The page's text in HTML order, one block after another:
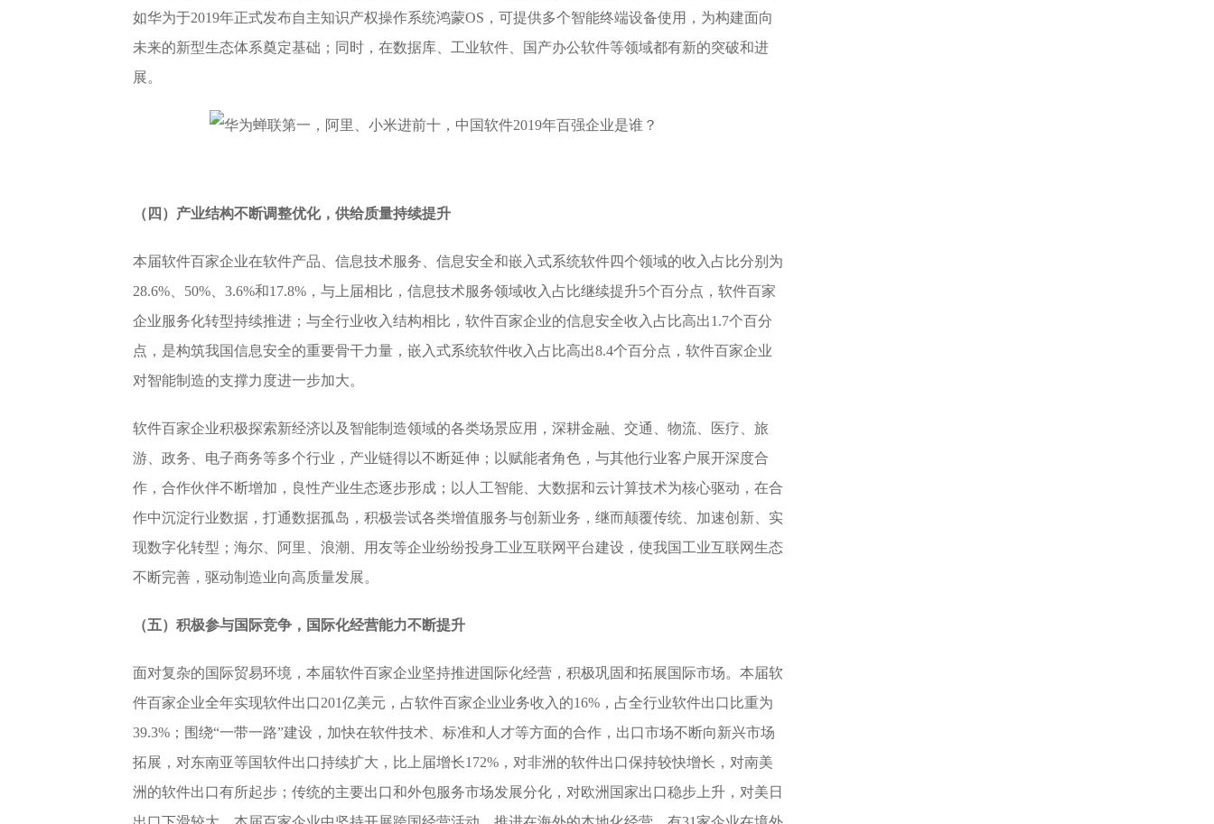
如华为于2019年正式发布自主知识产权操作系统鸿蒙OS，可提供多个智能终端设备使用，为构建面向
未来的新型生态体系奠定基础；同时，在数据库、工业软件、国产办公软件等领域都有新的突破和进
展。
（四）产业结构不断调整优化，供给质量持续提升
本届软件百家企业在软件产品、信息技术服务、信息安全和嵌入式系统软件四个领域的收入占比分别为
28.6%、50%、3.6%和17.8%，与上届相比，信息技术服务领域收入占比继续提升5个百分点，软件百家
企业服务化转型持续推进；与全行业收入结构相比，软件百家企业的信息安全收入占比高出1.7个百分
点，是构筑我国信息安全的重要骨干力量，嵌入式系统软件收入占比高出8.4个百分点，软件百家企业
对智能制造的支撑力度进一步加大。
软件百家企业积极探索新经济以及智能制造领域的各类场景应用，深耕金融、交通、物流、医疗、旅
游、政务、电子商务等多个行业，产业链得以不断延伸；以赋能者角色，与其他行业客户展开深度合
作，合作伙伴不断增加，良性产业生态逐步形成；以人工智能、大数据和云计算技术为核心驱动，在合
作中沉淀行业数据，打通数据孤岛，积极尝试各类增值服务与创新业务，继而颠覆传统、加速创新、实
现数字化转型；海尔、阿里、浪潮、用友等企业纷纷投身工业互联网平台建设，使我国工业互联网生态
不断完善，驱动制造业向高质量发展。
（五）积极参与国际竞争，国际化经营能力不断提升
面对复杂的国际贸易环境，本届软件百家企业坚持推进国际化经营，积极巩固和拓展国际市场。本届软
件百家企业全年实现软件出口201亿美元，占软件百家企业业务收入的16%，占全行业软件出口比重为
39.3%；围绕“一带一路”建设，加快在软件技术、标准和人才等方面的合作，出口市场不断向新兴市场
拓展，对东南亚等国软件出口持续扩大，比上届增长172%，对非洲的软件出口保持较快增长，对南美
洲的软件出口有所起步；传统的主要出口和外包服务市场发展分化，对欧洲国家出口稳步上升，对美日